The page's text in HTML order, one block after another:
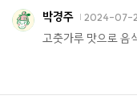
박경주 2024-07-
고춧가루 맛으로 음